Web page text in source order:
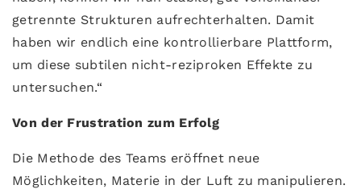
getrennte Strukturen aufrechterhalten. Damit
haben wir endlich eine kontrollierbare Plattform,
um diese subtilen nicht-reziproken Effekte zu
untersuchen.“
Von der Frustration zum Erfolg
Die Methode des Teams eröffnet neue
Möglichkeiten, Materie in der Luft zu manipulieren.